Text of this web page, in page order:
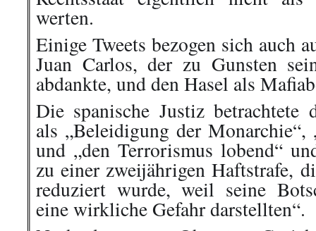
werten.
Einige Tweets bezogen sich auch
Juan Carlos, der zu Gunsten
abdankte, und den Hasel als
Die spanische Justiz betrachtete
als „Beleidigung der
und „den Terrorismus lobend“
zu einer zweijährigen Haftstrafe,
reduziert wurde, weil seine
eine wirkliche Gefahr darstellten“.